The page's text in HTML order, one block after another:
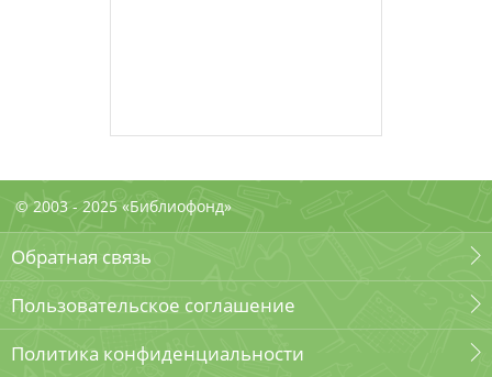
© 2003 - 2025 «Библиофонд»
Обратная связь
Пользовательское соглашение
Политика конфиденциальности